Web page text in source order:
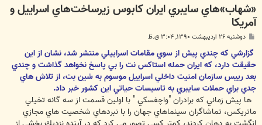
«شهاب‌»هاي سايبري ايران كابوس زيرساخت‌هاي اسراييل و
آمريكا
ت
دوشنبه ۲۶ اردیبهشت ۱۳۹۰, ۳:۰۴ ق.ظ
گزارشي كه چندي پيش از سوي مقامات اسراييلي منتشر شد، نشان از اين
حقيقت دارد، كه ايران حمله استاكس نت را بي پاسخ نخواهد گذاشت و چندي
بعد رييس سازمان امنيت داخلي اسراييل موسوم به شين بت، از تلاش هاي
جدي براي حملات سايبري به تاسيسات حياتي اين كشور خبر داد.
ها پيش زماني كه برادران "واچفسكي " با اولين قسمت از سه گانه تخيلي
ماتريكس، تماشاگران سينماهاي جهان را با نبردهاي شخصيت هاي مجازي